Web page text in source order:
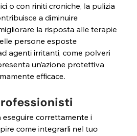
o con riniti croniche, la pulizia
a diminuire
la risposta alle terapie
persone esposte
agenti irritanti, come polveri
un’azione protettiva
efficace.
eseguire correttamente i
come integrarli nel tuo